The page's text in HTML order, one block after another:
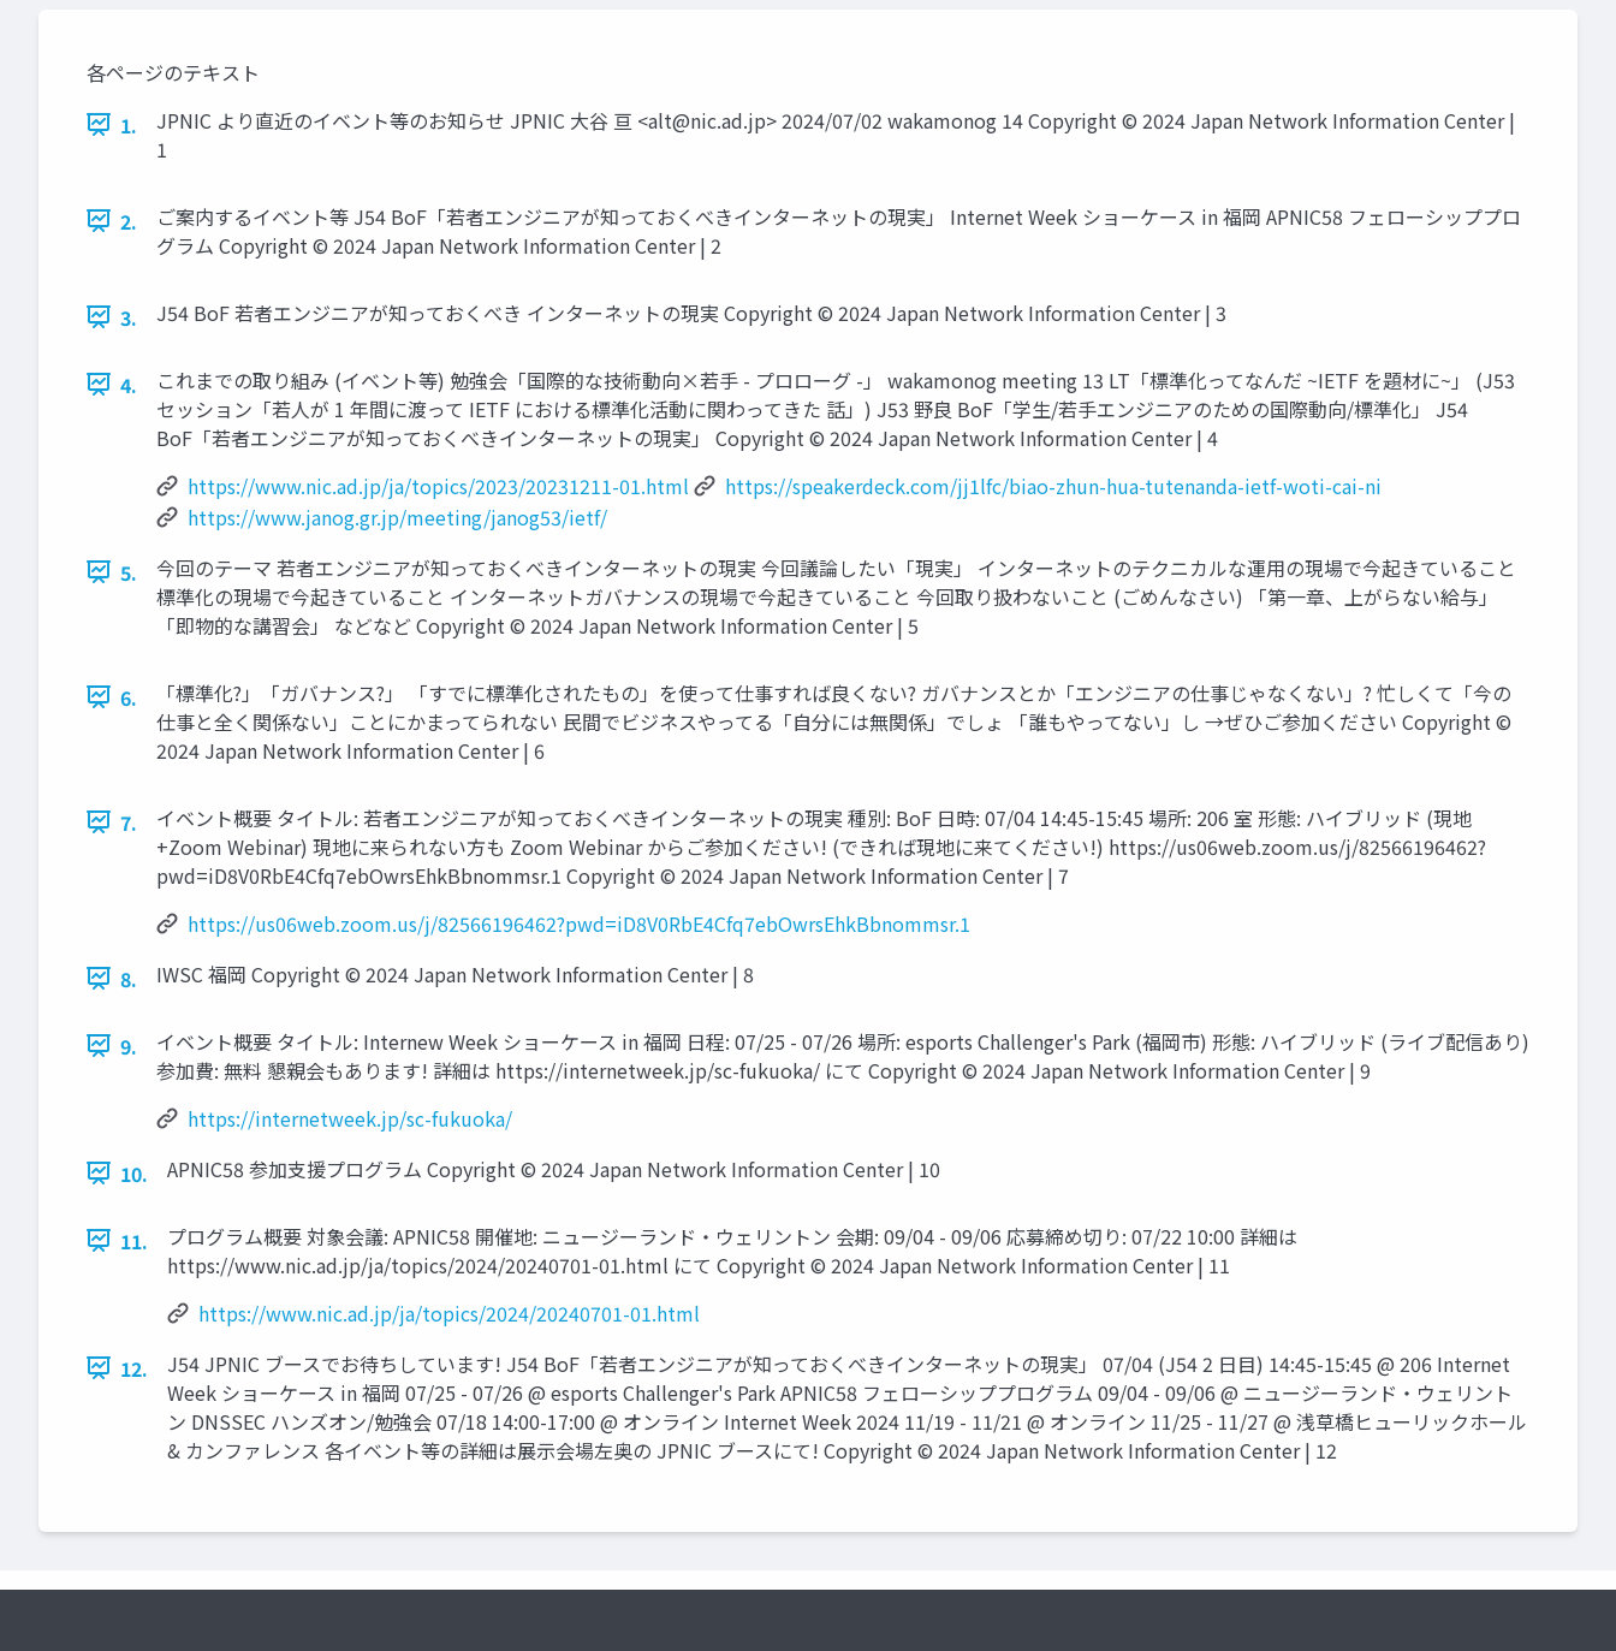
各ページのテキスト
1.
JPNIC より直近のイベント等のお知らせ JPNIC 大谷 亘 <alt@nic.ad.jp> 2024/07/02 wakamonog 14 Copyright © 2024 Japan Network Information Center |
1
2.
ご案内するイベント等 J54 BoF「若者エンジニアが知っておくべきインターネットの現実」 Internet Week ショーケース in 福岡 APNIC58 フェローシッププロ
グラム Copyright © 2024 Japan Network Information Center | 2
3. J54 BoF 若者エンジニアが知っておくべき インターネットの現実 Copyright © 2024 Japan Network Information Center | 3
4.
これまでの取り組み (イベント等) 勉強会「国際的な技術動向×若手 - プロローグ -」 wakamonog meeting 13 LT「標準化ってなんだ ~IETF を題材に~」 (J53
セッション「若人が 1 年間に渡って IETF における標準化活動に関わってきた 話」) J53 野良 BoF「学生/若手エンジニアのための国際動向/標準化」 J54
BoF「若者エンジニアが知っておくべきインターネットの現実」 Copyright © 2024 Japan Network Information Center | 4
https://www.nic.ad.jp/ja/topics/2023/20231211-01.html
https://speakerdeck.com/jj1lfc/biao-zhun-hua-tutenanda-ietf-woti-cai-ni
https://www.janog.gr.jp/meeting/janog53/ietf/
5.
今回のテーマ 若者エンジニアが知っておくべきインターネットの現実 今回議論したい「現実」 インターネットのテクニカルな運用の現場で今起きていること
標準化の現場で今起きていること インターネットガバナンスの現場で今起きていること 今回取り扱わないこと (ごめんなさい) 「第一章、上がらない給与」
「即物的な講習会」 などなど Copyright © 2024 Japan Network Information Center | 5
6.
「標準化?」「ガバナンス?」 「すでに標準化されたもの」を使って仕事すれば良くない? ガバナンスとか「エンジニアの仕事じゃなくない」? 忙しくて「今の
仕事と全く関係ない」ことにかまってられない 民間でビジネスやってる「自分には無関係」でしょ 「誰もやってない」し →ぜひご参加ください Copyright ©
2024 Japan Network Information Center | 6
7.
イベント概要 タイトル: 若者エンジニアが知っておくべきインターネットの現実 種別: BoF 日時: 07/04 14:45-15:45 場所: 206 室 形態: ハイブリッド (現地
+Zoom Webinar) 現地に来られない方も Zoom Webinar からご参加ください! (できれば現地に来てください!) https://us06web.zoom.us/j/82566196462?
pwd=iD8V0RbE4Cfq7ebOwrsEhkBbnommsr.1 Copyright © 2024 Japan Network Information Center | 7
https://us06web.zoom.us/j/82566196462?pwd=iD8V0RbE4Cfq7ebOwrsEhkBbnommsr.1
8.
IWSC 福岡 Copyright © 2024 Japan Network Information Center | 8
9.
イベント概要 タイトル: Internew Week ショーケース in 福岡 日程: 07/25 - 07/26 場所: esports Challenger's Park (福岡市) 形態: ハイブリッド (ライブ配信あり)
参加費: 無料 懇親会もあります! 詳細は https://internetweek.jp/sc-fukuoka/ にて Copyright © 2024 Japan Network Information Center | 9
https://internetweek.jp/sc-fukuoka/
10.
APNIC58 参加支援プログラム Copyright © 2024 Japan Network Information Center | 10
11.
プログラム概要 対象会議: APNIC58 開催地: ニュージーランド・ウェリントン 会期: 09/04 - 09/06 応募締め切り: 07/22 10:00 詳細は
https://www.nic.ad.jp/ja/topics/2024/20240701-01.html にて Copyright © 2024 Japan Network Information Center | 11
https://www.nic.ad.jp/ja/topics/2024/20240701-01.html
12.
J54 JPNIC ブースでお待ちしています! J54 BoF「若者エンジニアが知っておくべきインターネットの現実」 07/04 (J54 2 日目) 14:45-15:45 @ 206 Internet
Week ショーケース in 福岡 07/25 - 07/26 @ esports Challenger's Park APNIC58 フェローシッププログラム 09/04 - 09/06 @ ニュージーランド・ウェリント
ン DNSSEC ハンズオン/勉強会 07/18 14:00-17:00 @ オンライン Internet Week 2024 11/19 - 11/21 @ オンライン 11/25 - 11/27 @ 浅草橋ヒューリックホール
& カンファレンス 各イベント等の詳細は展示会場左奥の JPNIC ブースにて! Copyright © 2024 Japan Network Information Center | 12